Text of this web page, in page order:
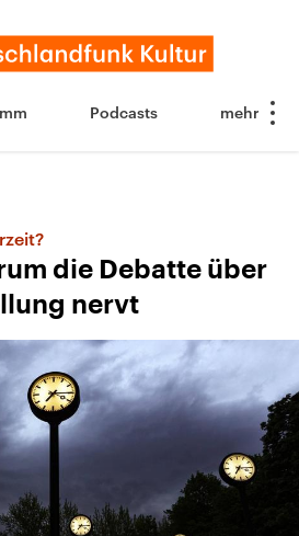
Podcasts
die Debatte über
nervt